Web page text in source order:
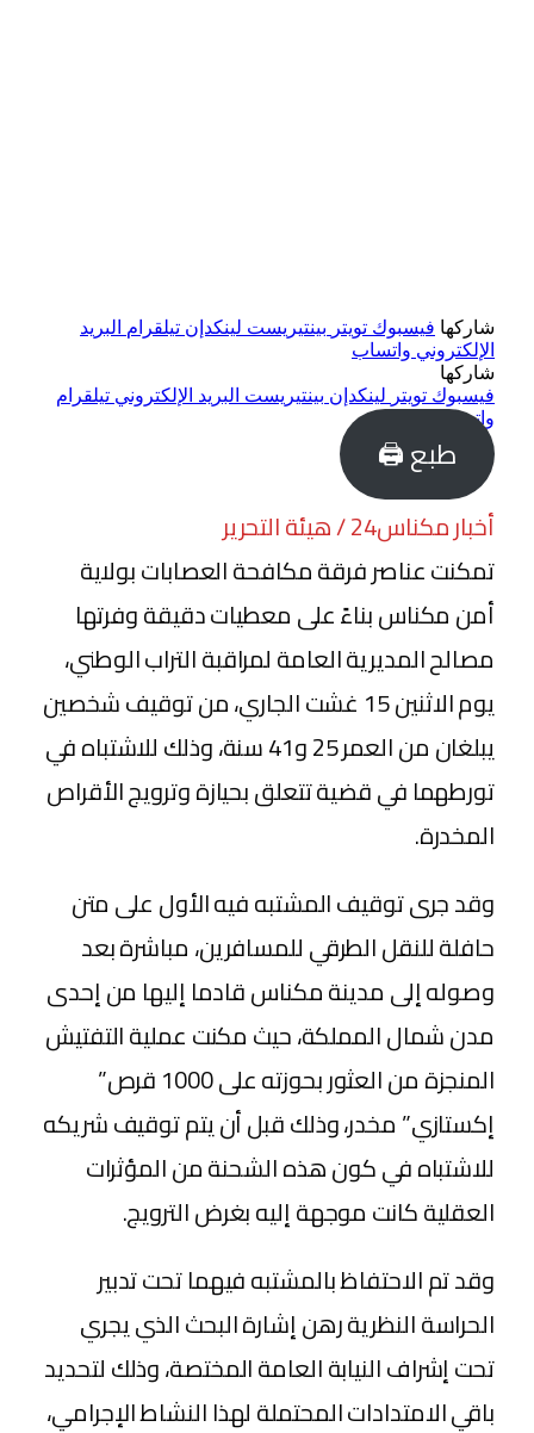
شاركها فيسبوك تويتر بينتيريست لينكدإن تيلقرام البريد
الإلكتروني واتساب
شاركها
فيسبوك تويتر لينكدإن بينتيريست البريد الإلكتروني تيلقرام
واتساب
طبع 🖨
أخبار مكناس24 / هيئة التحرير
تمكنت عناصر فرقة مكافحة العصابات بولاية
أمن مكناس بناءً على معطيات دقيقة وفرتها
مصالح المديرية العامة لمراقبة التراب الوطني،
يوم الاثنين 15 غشت الجاري، من توقيف شخصين
يبلغان من العمر 25 و41 سنة، وذلك للاشتباه في
تورطهما في قضية تتعلق بحيازة وترويج الأقراص
المخدرة.
وقد جرى توقيف المشتبه فيه الأول على متن
حافلة للنقل الطرقي للمسافرين، مباشرة بعد
وصوله إلى مدينة مكناس قادما إليها من إحدى
مدن شمال المملكة، حيث مكنت عملية التفتيش
المنجزة من العثور بحوزته على 1000 قرص”
إكستازي” مخدر، وذلك قبل أن يتم توقيف شريكه
للاشتباه في كون هذه الشحنة من المؤثرات
العقلية كانت موجهة إليه بغرض الترويج.
وقد تم الاحتفاظ بالمشتبه فيهما تحت تدبير
الحراسة النظرية رهن إشارة البحث الذي يجري
تحت إشراف النيابة العامة المختصة، وذلك لتحديد
باقي الامتدادات المحتملة لهذا النشاط الإجرامي،